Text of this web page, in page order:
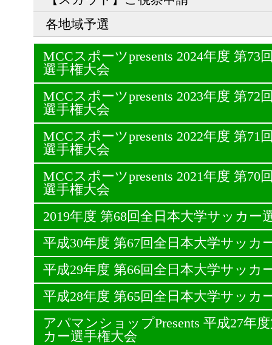
各地域予選
MCCスポーツpresents 2024年度 第73
選手権大会
MCCスポーツpresents 2023年度 第72
選手権大会
MCCスポーツpresents 2022年度 第71
選手権大会
MCCスポーツpresents 2021年度 第70
選手権大会
2019年度 第68回全日本大学サッカー
平成30年度 第67回全日本大学サッカ
平成29年度 第66回全日本大学サッカ
平成28年度 第65回全日本大学サッカ
アパマンショップPresents 平成27年
カー選手権大会